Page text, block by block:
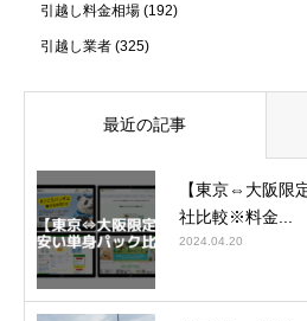
引越し料金相場 (192)
引越し業者 (325)
最近の記事
【東京⇔大阪限
社比較※料金...
2024.04.20